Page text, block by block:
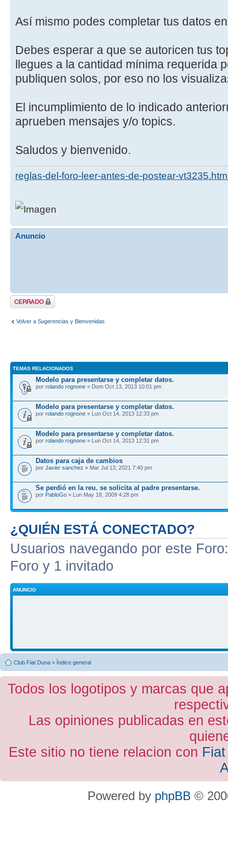
Así mismo podes completar tus datos
Debes esperar a que se autoricen tus
llegues a la cantidad mínima requerida
publiquen solos, por eso no los
El incumplimiento de lo indicado
aprueben mensajes y/o topics.
Saludos y bienvenido.
reglas-del-foro-leer-antes-de-postear-
Anuncio
Tema cerrado
Volver a Sugerencias y Bienvenidas
TEMAS RELACIONADOS
Modelo para presentarse y completar datos.
por rolando rognone » Dom Oct 13, 2013 10:01 pm
Modelo para presentarse y completar datos.
por rolando rognone » Lun Oct 14, 2013 12:33 pm
Modelo para presentarse y completar datos.
por rolando rognone » Lun Oct 14, 2013 12:31 pm
Datos para caja de cambios
por Javier sanchez » Mar Jul 13, 2021 7:40 pm
Se perdió en la reu. se solicita al padre presentarse.
por PabloGo » Lun May 18, 2009 4:28 pm
¿QUIÉN ESTÁ CONECTADO?
Usuarios navegando por este
Foro y 1 invitado
ANUNCIO
Club Fiat Duna » Índice general
Todos los logotipos y marcas que
Las opiniones publicadas en
Este sitio no tiene relacion con
Powered by phpBB ©